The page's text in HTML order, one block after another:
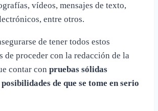
vídeos, mensajes de texto,
entre otros.
de tener todos estos
de proceder con la redacción de la
contar con pruebas sólidas
de que se tome en serio